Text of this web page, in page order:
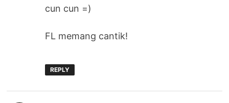
cun cun =)
FL memang cantik!
REPLY